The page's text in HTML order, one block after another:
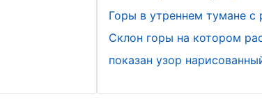
Горы в утреннем тумане
Склон горы на котором
показан узор